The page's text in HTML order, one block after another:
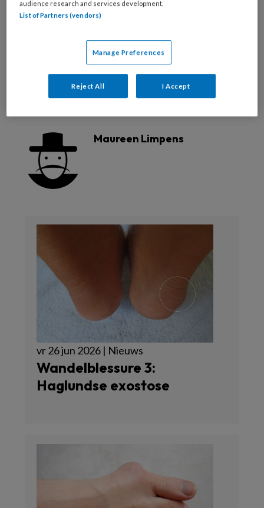
Reageer op dit artikel
Lapidus orthopedie Scarf-osteotomie
Zaans Medisch Centrum
Maureen Limpens
vr 26 jun 2026 | Nieuws
Wandelblessure 3:
Haglundse exostose
audience research and services development.
List of Partners (vendors)
Manage Preferences
Reject All I Accept